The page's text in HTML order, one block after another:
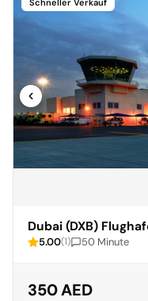
Dubai (DXB)
5.00(1) 50 Minute
350 AED